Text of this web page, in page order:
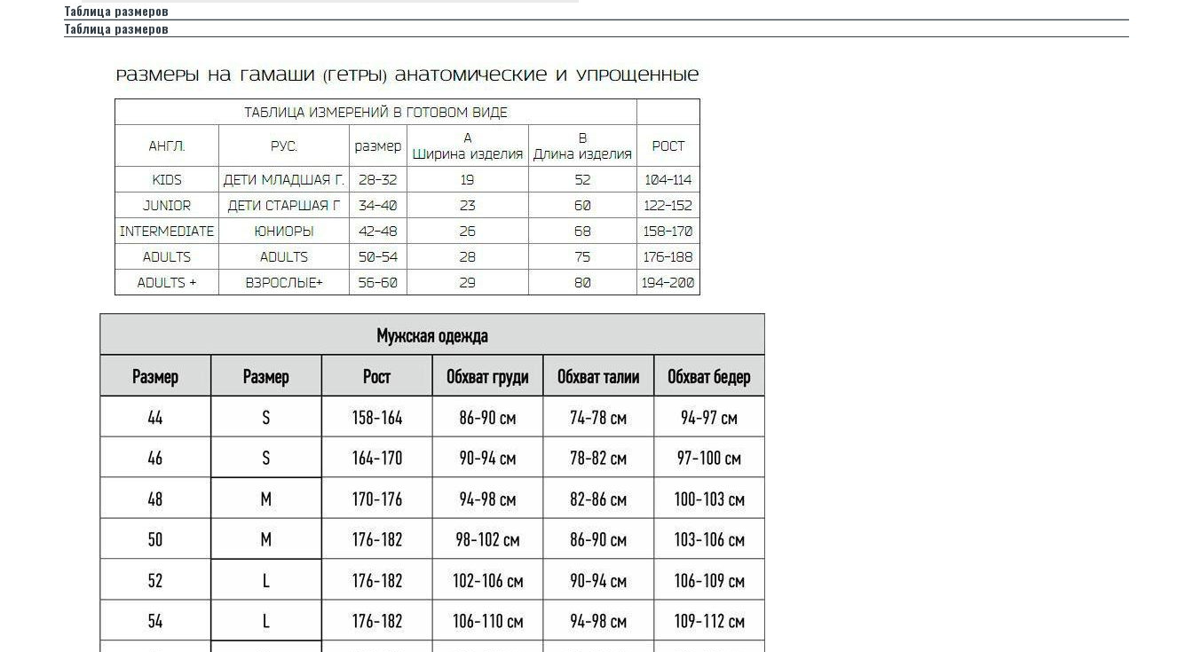
Таблица размеров
Таблица размеров